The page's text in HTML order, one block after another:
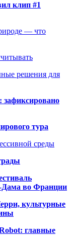
клип #1
— что
решения для
зафиксировано
тура
среды
Дама во Франции
культурные
главные